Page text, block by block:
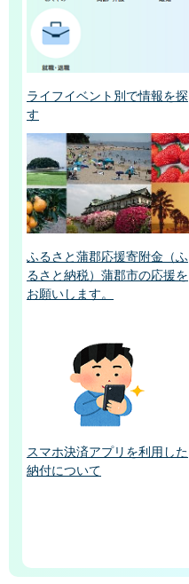
ライフイベント別で情報を探
す
ふるさと蒲郡応援寄附金（ふ
るさと納税）蒲郡市の応援を
お願いします。
スマホ決済アプリを利用した
納付について